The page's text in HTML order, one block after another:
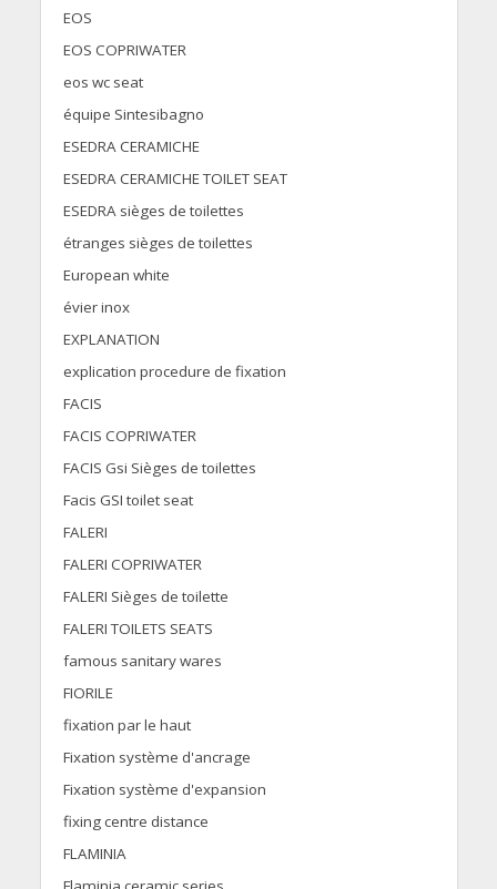
EOS
EOS COPRIWATER
eos wc seat
équipe Sintesibagno
ESEDRA CERAMICHE
ESEDRA CERAMICHE TOILET SEAT
ESEDRA sièges de toilettes
étranges sièges de toilettes
European white
évier inox
EXPLANATION
explication procedure de fixation
FACIS
FACIS COPRIWATER
FACIS Gsi Sièges de toilettes
Facis GSI toilet seat
FALERI
FALERI COPRIWATER
FALERI Sièges de toilette
FALERI TOILETS SEATS
famous sanitary wares
FIORILE
fixation par le haut
Fixation système d'ancrage
Fixation système d'expansion
fixing centre distance
FLAMINIA